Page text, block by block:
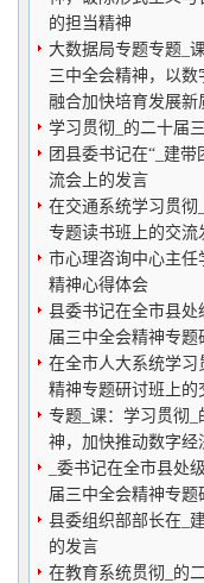
的担当精神
大数据局专题专题_
三中全会精神，以
融合加快培育发展新
学习贯彻_的二十届
团县委书记在“_建
流会上的发言
在交通系统学习贯彻
专题读书班上的交流
市心理咨询中心主任
精神心得体会
县委书记在全市县处
届三中全会精神专
在全市人大系统学习
精神专题研讨班上的
专题_课：学习贯彻
神，加快推动数字
_委书记在全市县处
届三中全会精神专
县委组织部部长在_
的发言
在教育系统贯彻_的